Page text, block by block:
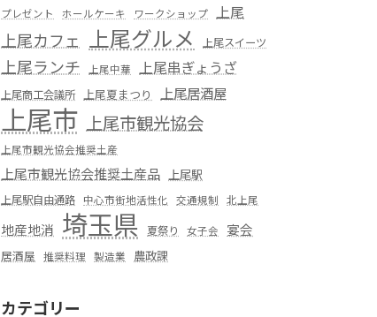
プレゼント ホールケーキ ワークショップ 上尾
上尾カフェ 上尾グルメ 上尾スイーツ
上尾ランチ 上尾中華 上尾串ぎょうざ
上尾商工会議所 上尾夏まつり 上尾居酒屋
上尾市 上尾市観光協会
上尾市観光協会推奨土産
上尾市観光協会推奨土産品 上尾駅
上尾駅自由通路 中心市街地活性化 交通規制 北上尾
地産地消 埼玉県 夏祭り 女子会 宴会
居酒屋 推奨料理 製造業 農政課
カテゴリー